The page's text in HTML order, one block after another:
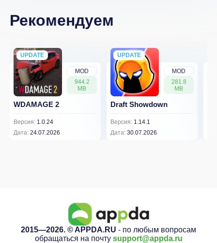
Рекомендуем
MOD
944.2
MB
UPDATE
NEW
WDAMAGE 2
Версия: 1.0.24
Дата: 24.07.2026
MOD
281.8
MB
UPDATE
NEW
Draft Showdown
Версия: 1.14.1
Дата: 30.07.2026
2015—2026. © APPDA.RU - по любым вопросам
обращаться на почту support@appda.ru